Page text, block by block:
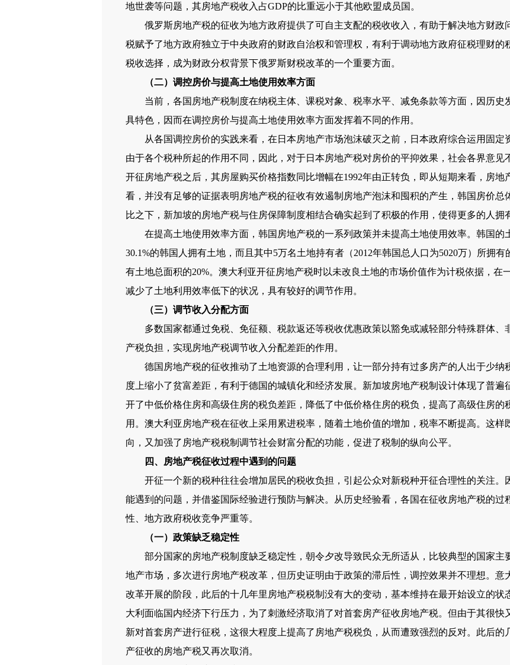
地世袭等问题，其房地产税收入占GDP的比重远小于其他欧盟成员国。
俄罗斯房地产税的征收为地方政府提供了可自主支配的税收收入，有助于解决地方财政
税赋予了地方政府独立于中央政府的财政自治权和管理权，有利于调动地方政府征税理财的
税收选择，成为财政分权背景下俄罗斯财税改革的一个重要方面。
（二）调控房价与提高土地使用效率方面
当前，各国房地产税制度在纳税主体、课税对象、税率水平、减免条款等方面，因历史
具特色，因而在调控房价与提高土地使用效率方面发挥着不同的作用。
从各国调控房价的实践来看，在日本房地产市场泡沫破灭之前，日本政府综合运用固定
由于各个税种所起的作用不同，因此，对于日本房地产税对房价的平抑效果，社会各界意见
开征房地产税之后，其房屋购买价格指数同比增幅在1992年由正转负，即从短期来看，房地
看，并没有足够的证据表明房地产税的征收有效遏制房地产泡沫和囤积的产生，韩国房价总
比之下，新加坡的房地产税与住房保障制度相结合确实起到了积极的作用，使得更多的人拥
在提高土地使用效率方面，韩国房地产税的一系列政策并未提高土地使用效率。韩国的
30.1%的韩国人拥有土地，而且其中5万名土地持有者（2012年韩国总人口为5020万）所拥
有土地总面积的20%。澳大利亚开征房地产税时以未改良土地的市场价值作为计税依据，在
减少了土地利用效率低下的状况，具有较好的调节作用。
（三）调节收入分配方面
多数国家都通过免税、免征额、税款返还等税收优惠政策以豁免或减轻部分特殊群体、
产税负担，实现房地产税调节收入分配差距的作用。
德国房地产税的征收推动了土地资源的合理利用，让一部分持有过多房产的人出于少纳
度上缩小了贫富差距，有利于德国的城镇化和经济发展。新加坡房地产税制设计体现了普
开了中低价格住房和高级住房的税负差距，降低了中低价格住房的税负，提高了高级住房
用。澳大利亚房地产税在征收上采用累进税率，随着土地价值的增加，税率不断提高。这
向，又加强了房地产税税制调节社会财富分配的功能，促进了税制的纵向公平。
四、房地产税征收过程中遇到的问题
开征一个新的税种往往会增加居民的税收负担，引起公众对新税种开征合理性的关注。
能遇到的问题，并借鉴国际经验进行预防与解决。从历史经验看，各国在征收房地产税的过
性、地方政府税收竞争严重等。
（一）政策缺乏稳定性
部分国家的房地产税制度缺乏稳定性，朝令夕改导致民众无所适从，比较典型的国家主
地产市场，多次进行房地产税改革，但历史证明由于政策的滞后性，调控效果并不理想。意
改革开展的阶段，此后的十几年里房地产税税制没有大的变动，基本维持在最开始设立的状
大利面临国内经济下行压力，为了刺激经济取消了对首套房产征收房地产税。但由于其很快
新对首套房产进行征税，这很大程度上提高了房地产税税负，从而遭致强烈的反对。此后
产征收的房地产税又再次取消。